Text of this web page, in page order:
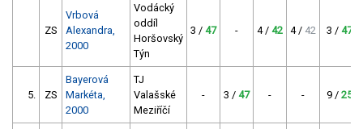
ZS
Vrbová
Alexandra,
2000
Vodácký
oddíl
Horšovský
Týn
3 / 47 - 4 / 42 4 / 42 3 / 47
5. ZS
Bayerová
Markéta,
2000
TJ
Valašské
Meziříčí
- 3 / 47 - - 9 / 25